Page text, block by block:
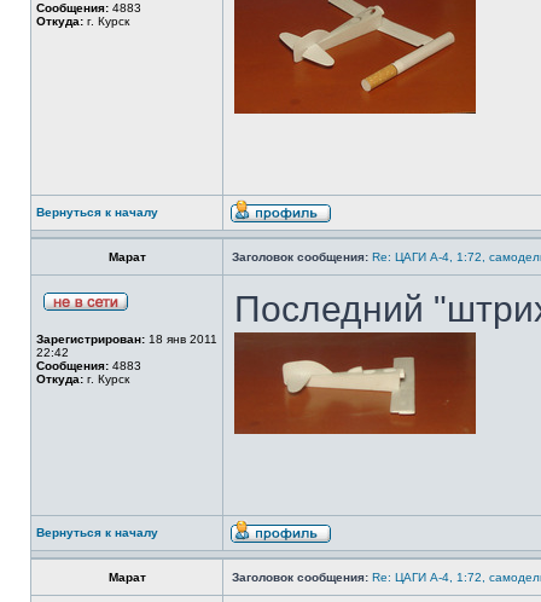
Сообщения: 4883
Откуда: г. Курск
Вернуться к началу
Марат Заголовок сообщения: Re: ЦАГИ А-4, 1:72,
Зарегистрирован: 18 янв 2011
22:42
Сообщения: 4883
Откуда: г. Курск
Последний
Вернуться к началу
Марат Заголовок сообщения: Re: ЦАГИ А-4, 1:72,